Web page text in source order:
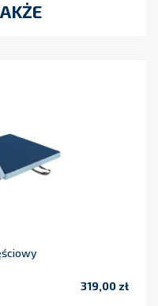
319,00 zł